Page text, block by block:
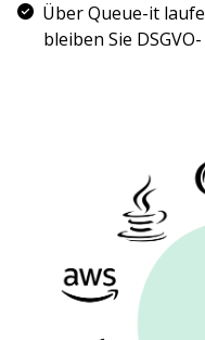
Über Queue-it
bleiben Sie